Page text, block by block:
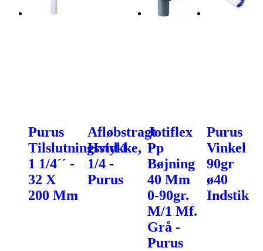
Purus
Tilslutningsstykke,
1 1/4´´ -
32 X
200 Mm
Afløbstragt
Hvid 1
1/4 -
Purus
Jotiflex
Pp
Bøjning
40 Mm
0-90gr.
M/1 Mf.
Grå -
Purus
Purus
Vinkel
90gr
ø40
Indstik